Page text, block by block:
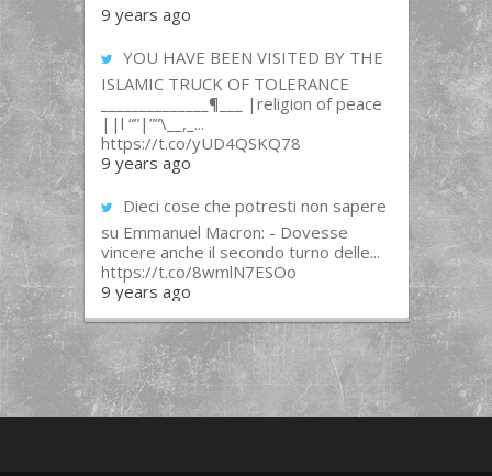
9 years ago
YOU HAVE BEEN VISITED BY THE
ISLAMIC TRUCK OF TOLERANCE
______________¶___ |religion of peace
||l “”|””\__,_...
https://t.co/yUD4QSKQ78
9 years ago
Dieci cose che potresti non sapere
su Emmanuel Macron: - Dovesse
vincere anche il secondo turno delle...
https://t.co/8wmlN7ESOo
9 years ago